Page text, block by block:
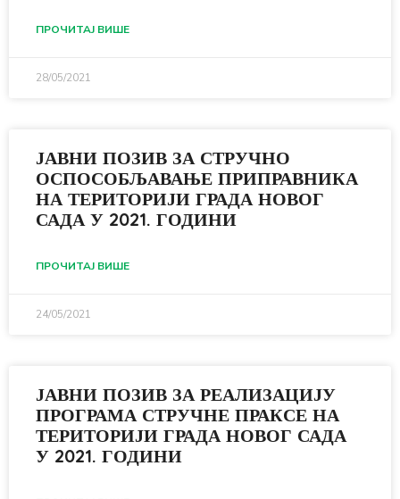
ПРОЧИТАЈ ВИШЕ
28/05/2021
ЈАВНИ ПОЗИВ ЗА СТРУЧНО
ОСПОСОБЉАВАЊЕ ПРИПРАВНИКА
НА ТЕРИТОРИЈИ ГРАДА НОВОГ
САДА У 2021. ГОДИНИ
ПРОЧИТАЈ ВИШЕ
24/05/2021
ЈАВНИ ПОЗИВ ЗА РЕАЛИЗАЦИЈУ
ПРОГРАМА СТРУЧНЕ ПРАКСЕ НА
ТЕРИТОРИЈИ ГРАДА НОВОГ САДА
У 2021. ГОДИНИ